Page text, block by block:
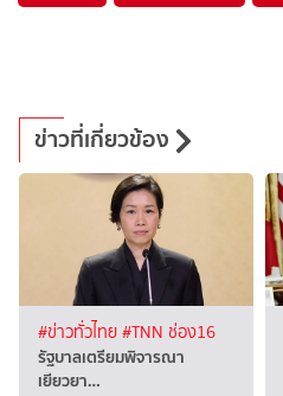
ข่าวที่เกี่ยวข้อง
#ข่าวทั่วไทย#TNN ช่อง16
รัฐบาลเตรียมพิจารณา
เยียวยา…